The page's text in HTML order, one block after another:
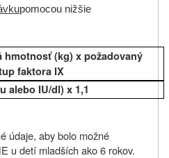
pomocou nižšie
hmotnosť (kg) x požadovaný
faktora IX
alebo IU/dl) x 1,1
údaje, aby bolo možné
u detí mladších ako 6 rokov.